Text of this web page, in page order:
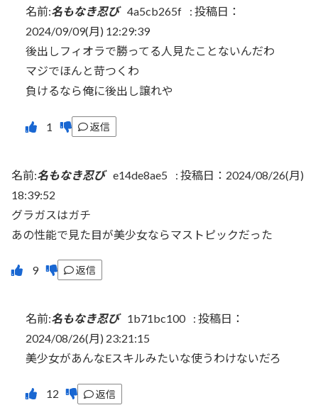
名前:名もなき忍び 4a5cb265f : 投稿日：
2024/09/09(月) 12:29:39
後出しフィオラで勝ってる人見たことないんだわ
マジでほんと苛つくわ
負けるなら俺に後出し譲れや
返信
名前:名もなき忍び e14de8ae5 : 投稿日：2024/08/26(月)
18:39:52
グラガスはガチ
あの性能で見た目が美少女ならマストピックだった
返信
名前:名もなき忍び 1b71bc100 : 投稿日：
2024/08/26(月) 23:21:15
美少女があんなEスキルみたいな使うわけないだろ
返信